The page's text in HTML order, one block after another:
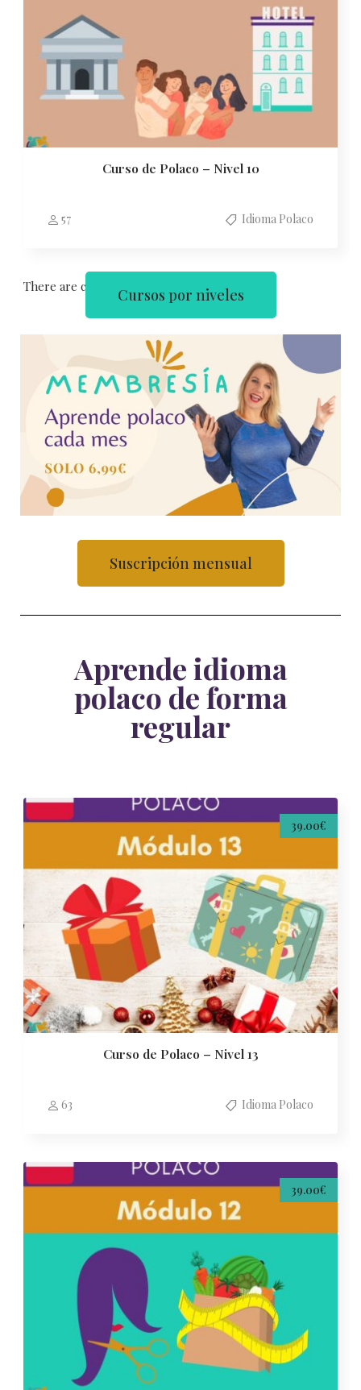
Curso de Polaco – Nivel 10
57 Idioma Polaco
There are courses of 15Cursos por niveles
Suscripción mensual
Aprende idioma
polaco de forma
regular
39.00€
Curso de Polaco – Nivel 13
63 Idioma Polaco
39.00€